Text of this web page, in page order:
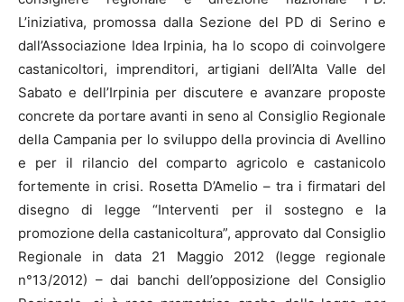
L’iniziativa, promossa dalla Sezione del PD di Serino e
dall’Associazione Idea Irpinia, ha lo scopo di coinvolgere
castanicoltori, imprenditori, artigiani dell’Alta Valle del
Sabato e dell’Irpinia per discutere e avanzare proposte
concrete da portare avanti in seno al Consiglio Regionale
della Campania per lo sviluppo della provincia di Avellino
e per il rilancio del comparto agricolo e castanicolo
fortemente in crisi. Rosetta D’Amelio – tra i firmatari del
disegno di legge “Interventi per il sostegno e la
promozione della castanicoltura”, approvato dal Consiglio
Regionale in data 21 Maggio 2012 (legge regionale
n°13/2012) – dai banchi dell’opposizione del Consiglio